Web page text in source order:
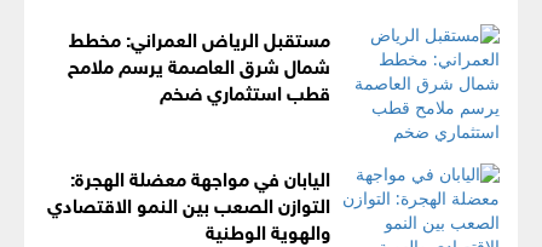
مستقبل الرياض العمراني: مخطط
شمال شرق العاصمة يرسم ملامح
قطب استثماري ضخم
اليابان في مواجهة معضلة الهجرة:
التوازن الصعب بين النمو الاقتصادي
والهوية الوطنية